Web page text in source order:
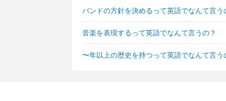
バンドの方針を決めるって英語でなんて言う
音楽を表現するって英語でなんて言うの？
〜年以上の歴史を持つって英語でなんて言う